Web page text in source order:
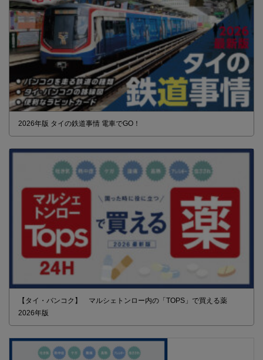
2026年版 タイの鉄道事情 電車でGO！
【タイ・バンコク】 マルシェトンロー内の「TOPS」で買える薬
2026年版